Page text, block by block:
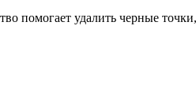
помогает удалить черные